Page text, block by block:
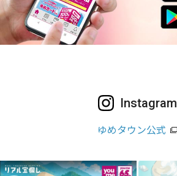
Instagram
ゆめタウン公式